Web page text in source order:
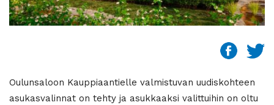
Oulunsaloon Kauppiaantielle valmistuvan uudiskohteen
asukasvalinnat on tehty ja asukkaaksi valittuihin on oltu